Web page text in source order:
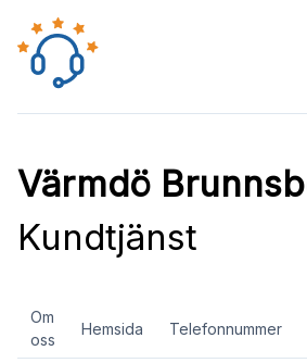
Värmdö
Kundtjänst
Om
oss
Hemsida Telefonnummer